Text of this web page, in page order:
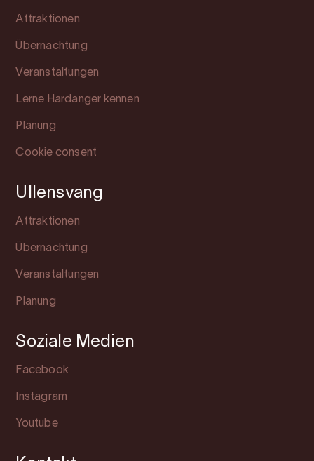
Attraktionen
Übernachtung
Veranstaltungen
Lerne Hardanger kennen
Planung
Cookie consent
Ullensvang
Attraktionen
Übernachtung
Veranstaltungen
Planung
Soziale Medien
Facebook
Instagram
Youtube